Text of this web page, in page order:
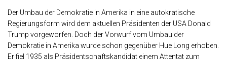
Der Umbau der Demokratie in Amerika in eine autokratische
Regierungsform wird dem aktuellen Präsidenten der USA Donald
Trump vorgeworfen. Doch der Vorwurf vom Umbau der
Demokratie in Amerika wurde schon gegenüber Hue Long erhoben.
Er fiel 1935 als Präsidentschaftskandidat einem Attentat zum